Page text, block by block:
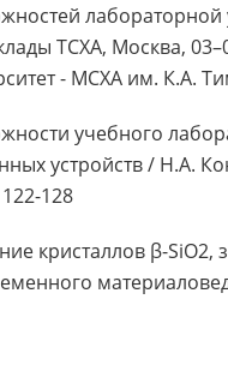
лабораторной
ТСХА, Москва,
- МСХА им. К.А.
учебного
устройств / Н.А.
128
кристаллов β-